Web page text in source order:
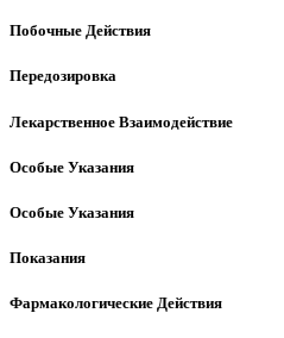
Побочные Действия
Передозировка
Лекарственное Взаимодействие
Особые Указания
Особые Указания
Показания
Фармакологические Действия